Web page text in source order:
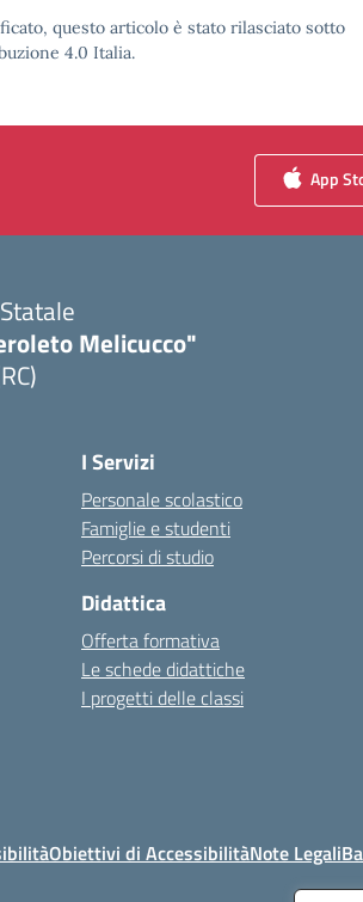
questo articolo è stato rilasciato sotto
4.0 Italia.
App
Melicucco"
I Servizi
Personale scolastico
Famiglie e studenti
Percorsi di studio
Didattica
Offerta formativa
Le schede didattiche
I progetti delle classi
Obiettivi di AccessibilitàNote Legali